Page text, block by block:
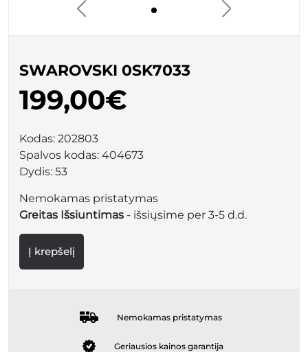
SWAROVSKI 0SK7033
199,00€
Kodas: 202803
Spalvos kodas: 404673
Dydis: 53
Nemokamas pristatymas
Greitas Išsiuntimas - išsiųsime per 3-5 d.d.
Į krepšelį
Nemokamas pristatymas
Geriausios kainos garantija